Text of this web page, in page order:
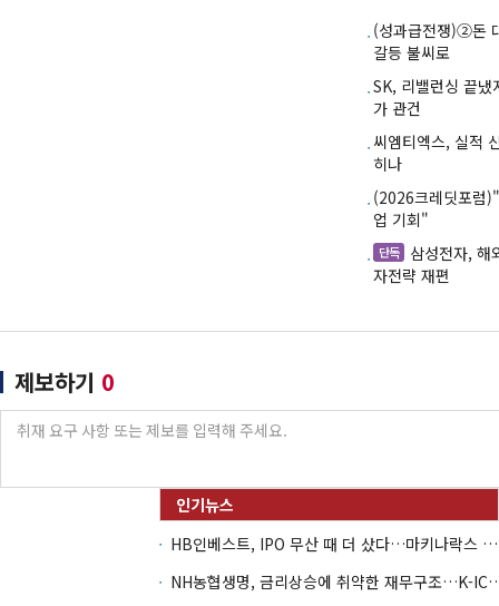
(성과급전쟁)②돈
갈등 불씨로
SK, 리밸런싱 끝
가 관건
씨엠티엑스, 실적
히나
(2026크레딧포럼
업 기회"
단독
삼성전자,
자전략 재편
제보하기 0
HB인베스트, IPO 무산 때 더 샀다…마키나락스 투자 2.7배 회수
NH농협생명, 금리상승에 취